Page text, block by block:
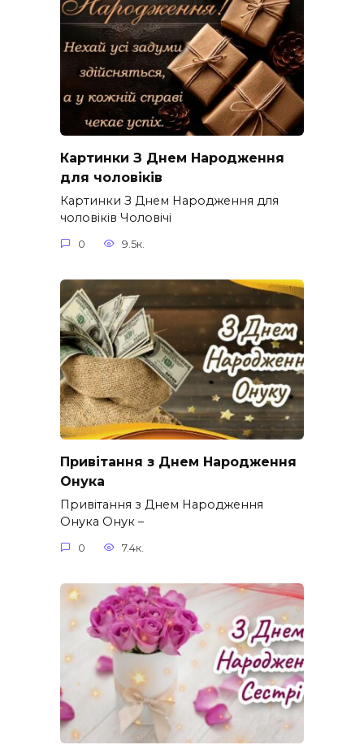
Картинки З Днем Народження
для чоловіків​
Картинки З Днем Народження для
чоловіків​ Чоловічі
0 9.5к.
Привітання з Днем Народження
Онука
Привітання з Днем Народження
Онука Онук –
0 7.4к.